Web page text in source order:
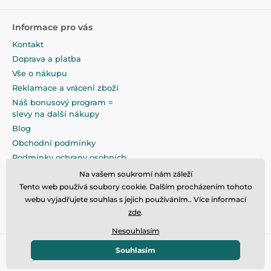
-pevná skořepina vyrobená z vysoce kvalitních
- moderní design spojující estetiku s vysokou
funkčností
-Norma ECE R44 / 04
Informace pro vás
Kontakt
Doprava a platba
Vše o nákupu
Reklamace a vrácení zboží
Náš bonusový program =
slevy na další nákupy
Blog
Obchodní podmínky
Podmínky ochrany osobních
Na pečlivé zabalení klademe
maximální důraz
© 2026 www.eandilek.cz ⦁ E-shop vytvořila
Na vašem soukromí nám záleží
Tento web používá soubory cookie. Dalším procházením tohoto
webu vyjadřujete souhlas s jejich používáním.. Více informací
zde.
Nesouhlasím
Souhlasím